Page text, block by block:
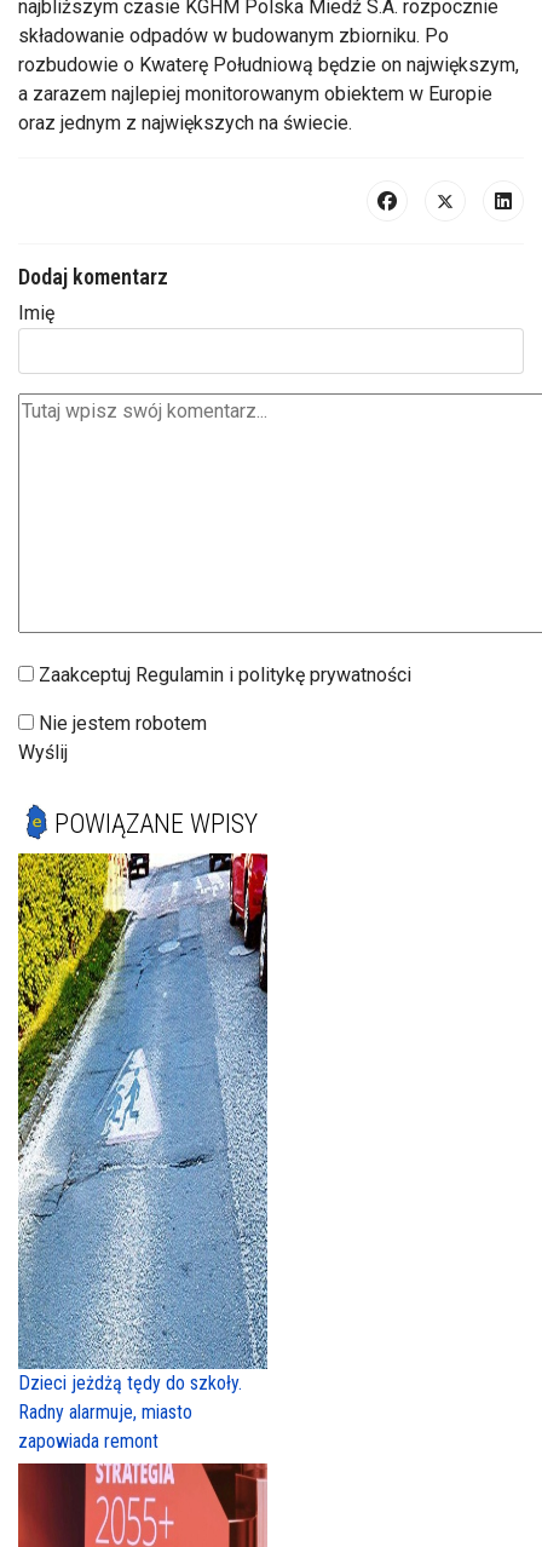
najbliższym czasie KGHM Polska Miedź S.A. rozpocznie
składowanie odpadów w budowanym zbiorniku. Po
rozbudowie o Kwaterę Południową będzie on największym,
a zarazem najlepiej monitorowanym obiektem w Europie
oraz jednym z największych na świecie.
Dodaj komentarz
Imię
Zaakceptuj Regulamin i politykę prywatności
Nie jestem robotem
Wyślij
POWIĄZANE WPISY
Dzieci jeżdżą tędy do szkoły.
Radny alarmuje, miasto
zapowiada remont